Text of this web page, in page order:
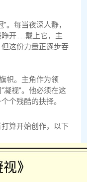
。每当夜深人静，
开……戴上它，主
这份力量正逐步吞
帜。主角作为领
凝视”。他必须在这
个残酷的抉择。
算开始创作，以下